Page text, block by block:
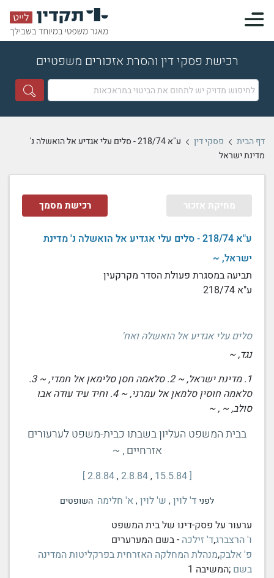
רכישת פסקי דין והסרת אזכורים משפטיים
דף הבית פסקי דין
ע"א 218/74 - סלים עלי אגדיע אל הואשלה נ'
מדינת ישראל
מחיקת אזכור רכישת מסמך
ע"א 218/74 - סלים עלי אגדיע אל הואשלה נ' מדינת
ישראל, ~
תביעה במסגרת פעולת הסדר מקרקעין
ע"א 218/74
סלים עלי אגדיע אל הואשלה ואח'
נגד, ~
1. מדינת ישראל, ~ 2. סלאמה חסן סלימאן אל חמדי, ~ 3.
סלאמה חוסין סלמאן אל עמרני, ~ 4. וחיד עיד עודה אבו
סולב, ~ , ~
בבית המשפט העליון בשבתו כבית-משפט לערעורים
אזרחיים , ~
2.8.84 , 2.8.84 , 15.5.84
לפניד' לוין, ש' לוין,א' חלימה השופטים
ערעור על פסק-דינו שלבית המשפט
ו' הרצברג,ד' זילכה- בשם המערערים
פ' אלבק,מנהלת המחלקה האזרחית בפרקליטות המדינה
בשם ;המשיבה 1